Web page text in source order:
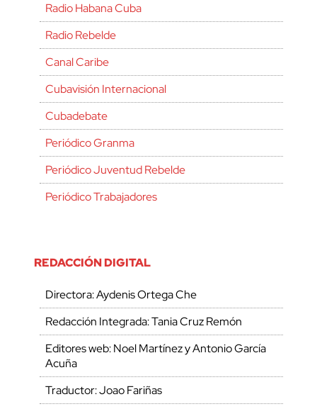
Radio Habana Cuba
Radio Rebelde
Canal Caribe
Cubavisión Internacional
Cubadebate
Periódico Granma
Periódico Juventud Rebelde
Periódico Trabajadores
REDACCIÓN DIGITAL
Directora: Aydenis Ortega Che
Redacción Integrada: Tania Cruz Remón
Editores web: Noel Martínez y Antonio García
Acuña
Traductor: Joao Fariñas